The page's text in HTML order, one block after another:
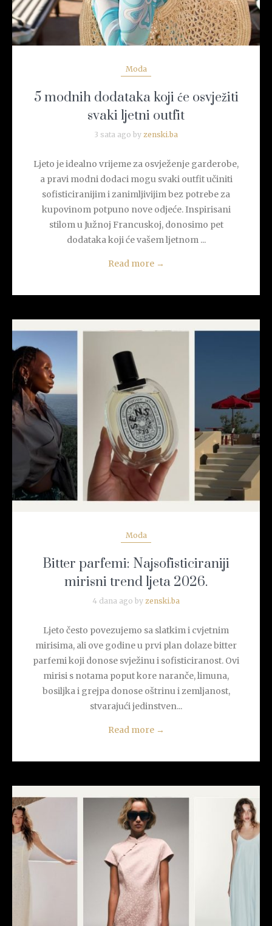
Moda
5 modnih dodataka koji će osvježiti
svaki ljetni outfit
3 sata ago by zenski.ba
Ljeto je idealno vrijeme za osvježenje garderobe,
a pravi modni dodaci mogu svaki outfit učiniti
sofisticiranijim i zanimljivijim bez potrebe za
kupovinom potpuno nove odjeće. Inspirisani
stilom u Južnoj Francuskoj, donosimo pet
dodataka koji će vašem ljetnom ...
Read more →
READ MORE
Moda
Bitter parfemi: Najsofisticiraniji
mirisni trend ljeta 2026.
4 dana ago by zenski.ba
Ljeto često povezujemo sa slatkim i cvjetnim
mirisima, ali ove godine u prvi plan dolaze bitter
parfemi koji donose svježinu i sofisticiranost. Ovi
mirisi s notama poput kore naranče, limuna,
bosiljka i grejpa donose oštrinu i zemljanost,
stvarajući jedinstven...
Read more →
READ MORE